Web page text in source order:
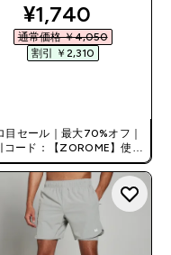
discounted
¥1,740‎
通常価格 ￥4,050‎
割引 ￥2,310‎
目セール｜最大70%オフ｜
コード：【ZOROME】使用
で追加10%オフ！